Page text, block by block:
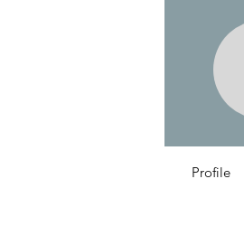
Profile